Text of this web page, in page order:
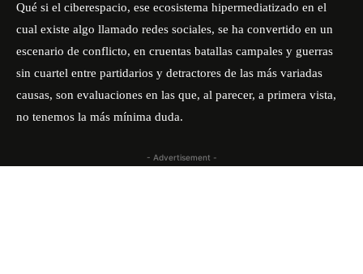
Qué si el ciberespacio, ese ecosistema hipermediatizado en el
cual existe algo llamado redes sociales, se ha convertido en un
escenario de conflicto, en cruentas batallas campales y guerras
sin cuartel entre partidarios y detractores de las más variadas
causas, son evaluaciones en las que, al parecer, a primera vista,
no tenemos la más mínima duda.
- Advertisement -